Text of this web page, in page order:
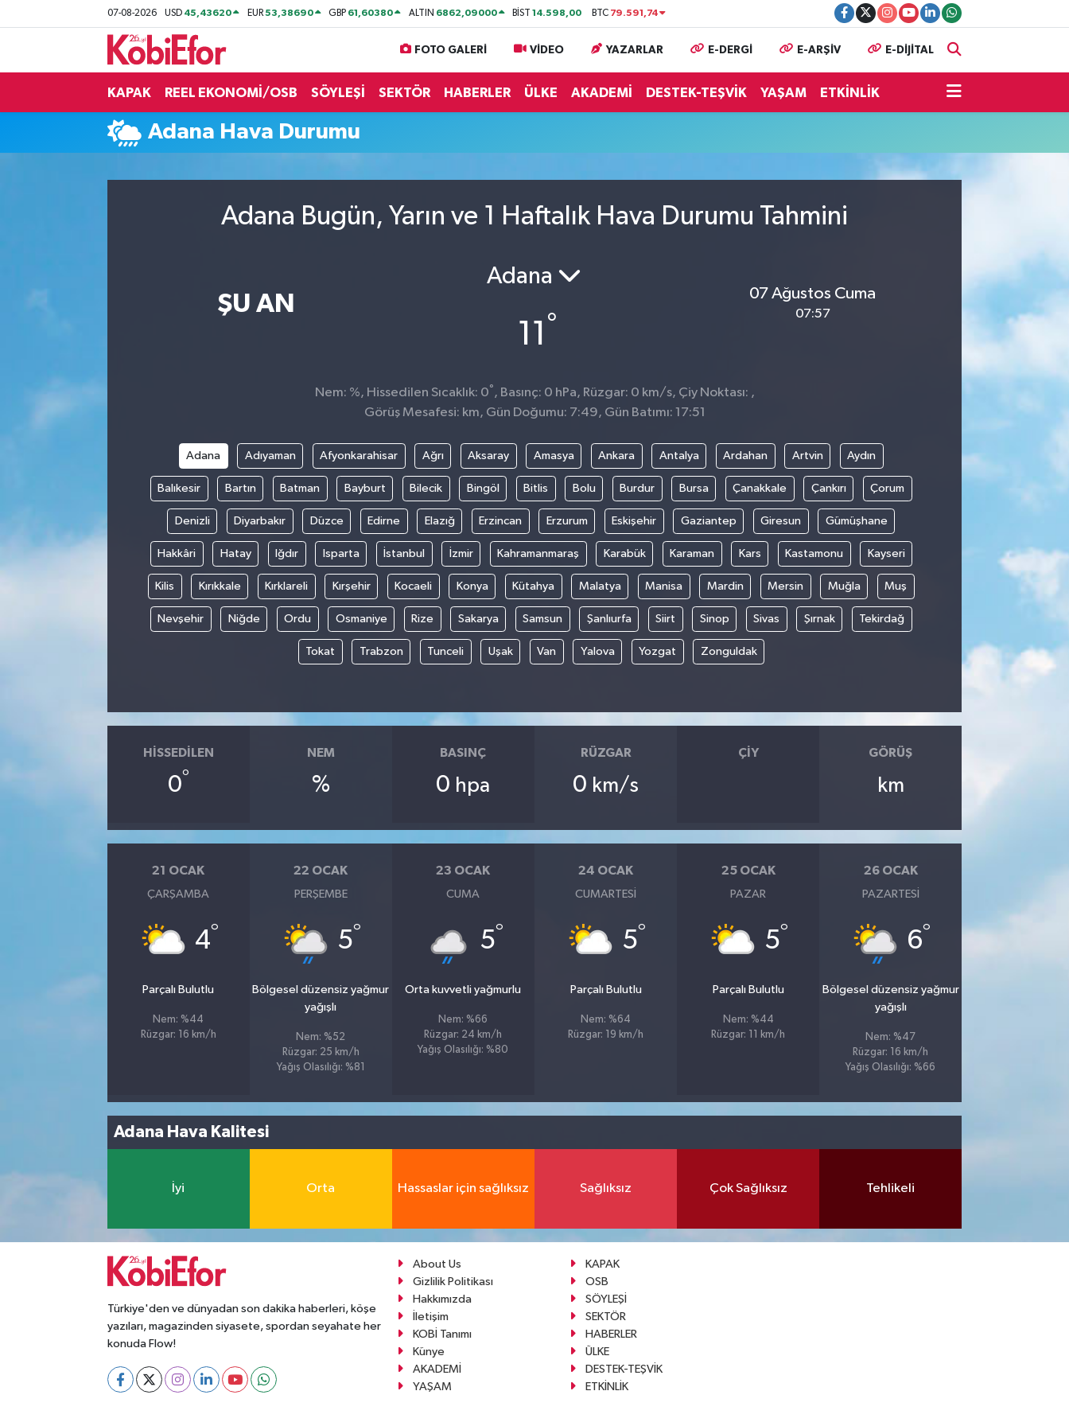
07-08-2026 USD 45,43620 EUR53,38690 GBP 61,60380 ALTIN 6862,09000 BİST14.598,00 BTC 79.591,74
FOTO GALERİ VİDEO YAZARLAR E-DERGİ E-ARŞİV E-DİJİTAL
KAPAK REEL EKONOMİ/OSB SÖYLEŞİ SEKTÖR HABERLER ÜLKE AKADEMİ DESTEK-TEŞVİK YAŞAM ETKİNLİK
Adana Hava Durumu
Adana Bugün, Yarın ve 1 Haftalık Hava Durumu Tahmini
ŞU AN
Adana
11 °
07 Ağustos Cuma
07:57
Nem: %, Hissedilen Sıcaklık: 0° , Basınç: 0 hPa, Rüzgar: 0 km/s, Çiy Noktası: ,
Görüş Mesafesi: km, Gün Doğumu: 7:49, Gün Batımı: 17:51
Adana Adıyaman Afyonkarahisar Ağrı Aksaray Amasya Ankara Antalya Ardahan Artvin Aydın
Balıkesir Bartın Batman Bayburt Bilecik Bingöl Bitlis Bolu Burdur Bursa Çanakkale Çankırı Çorum
Denizli Diyarbakır Düzce Edirne Elazığ Erzincan Erzurum Eskişehir Gaziantep Giresun Gümüşhane
Hakkâri Hatay Iğdır Isparta İstanbul İzmir Kahramanmaraş Karabük Karaman Kars Kastamonu Kayseri
Kilis Kırıkkale Kırklareli Kırşehir Kocaeli Konya Kütahya Malatya Manisa Mardin Mersin Muğla Muş
Nevşehir Niğde Ordu Osmaniye Rize Sakarya Samsun Şanlıurfa Siirt Sinop Sivas Şırnak Tekirdağ
Tokat Trabzon Tunceli Uşak Van Yalova Yozgat Zonguldak
HISSEDILEN
0°
NEM
%
BASINÇ
0 hpa
RÜZGAR
0 km/s
ÇIY GÖRÜŞ
km
21 OCAK
ÇARŞAMBA
4°
Parçalı Bulutlu
Nem: %44
Rüzgar: 16 km/h
22 OCAK
PERŞEMBE
5°
Bölgesel düzensiz yağmur
yağışlı
Nem: %52
Rüzgar: 25 km/h
Yağış Olasılığı: %81
23 OCAK
CUMA
5°
Orta kuvvetli yağmurlu
Nem: %66
Rüzgar: 24 km/h
Yağış Olasılığı: %80
24 OCAK
CUMARTESI
5°
Parçalı Bulutlu
Nem: %64
Rüzgar: 19 km/h
25 OCAK
PAZAR
5°
Parçalı Bulutlu
Nem: %44
Rüzgar: 11 km/h
26 OCAK
PAZARTESI
6°
Bölgesel düzensiz yağmur
yağışlı
Nem: %47
Rüzgar: 16 km/h
Yağış Olasılığı: %66
Adana Hava Kalitesi
İyi Orta Hassaslar için sağlıksız Sağlıksız Çok Sağlıksız Tehlikeli
Türkiye'den ve dünyadan son dakika haberleri, köşe
yazıları, magazinden siyasete, spordan seyahate her
konuda Flow!
About Us
KAPAK
Gizlilik Politikası
OSB
Hakkımızda
SÖYLEŞİ
İletişim
SEKTÖR
KOBİ Tanımı
HABERLER
Künye
ÜLKE
AKADEMİ
DESTEK-TEŞVİK
YAŞAM
ETKİNLİK
BİLİŞİM PANO
DESTEK-TEŞVİK
SEKTÖR
YAŞAM